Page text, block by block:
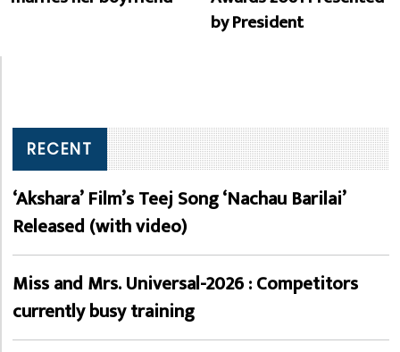
by President
RECENT
‘Akshara’ Film’s Teej Song ‘Nachau Barilai’
Released (with video)
Miss and Mrs. Universal-2026 : Competitors
currently busy training